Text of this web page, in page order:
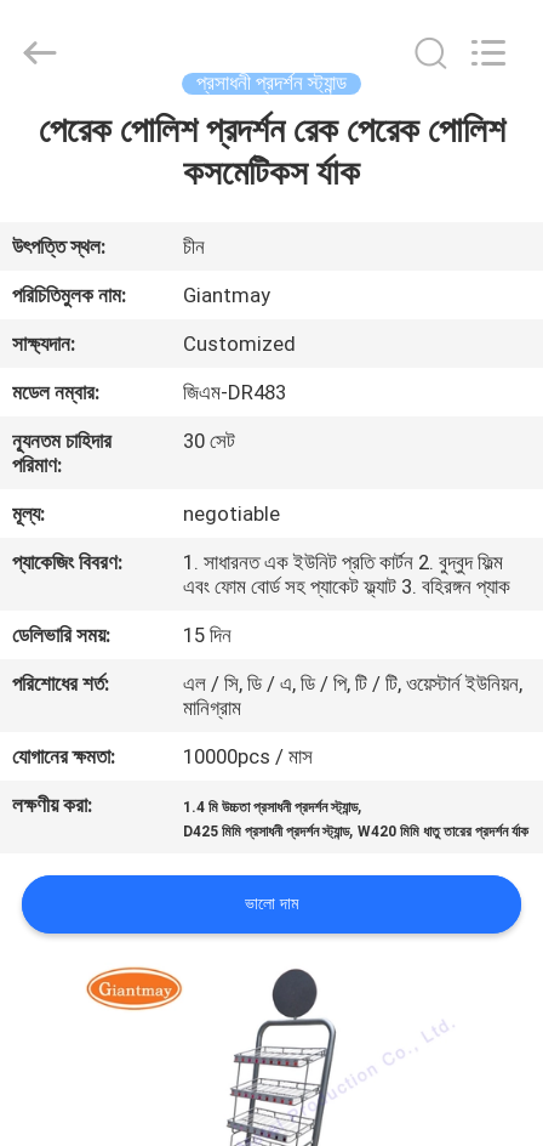
বাড়ি
আমাদের
সম্পর্কে
কারখানা
ভ্রমণ
মান
নিয়ন্ত্রণ
যোগাযোগ
করুন
খবর
সাইট
Production
Co,Ltd..
Developed
প্রসাধনী প্রদর্শন স্ট্যান্ড
পেরেক পোলিশ প্রদর্শন রেক পেরেক পোলিশ
কসমেটিকস র্যাক
উৎপত্তি স্থল:
চীন
পরিচিতিমুলক নাম:
Giantmay
সাক্ষ্যদান:
Customized
মডেল নম্বার:
জিএম-DR483
ন্যূনতম চাহিদার
পরিমাণ:
30 সেট
মূল্য:
negotiable
প্যাকেজিং বিবরণ:
1. সাধারনত এক ইউনিট প্রতি কার্টন 2. বুদ্বুদ ফিল্ম
এবং ফোম বোর্ড সহ প্যাকেট ফ্ল্যাট 3. বহিরঙ্গন প্যাক
ডেলিভারি সময়:
15 দিন
পরিশোধের শর্ত:
এল / সি, ডি / এ, ডি / পি, টি / টি, ওয়েস্টার্ন ইউনিয়ন,
মানিগ্রাম
যোগানের ক্ষমতা:
10000pcs / মাস
লক্ষণীয় করা:
1.4 মি উচ্চতা প্রসাধনী প্রদর্শন স্ট্যান্ড,
D425 মিমি প্রসাধনী প্রদর্শন স্ট্যান্ড,W420 মিমি ধাতু তারের প্রদর্শন র্যাক
ভালো দাম